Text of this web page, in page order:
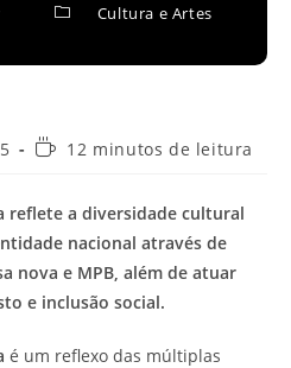
Cultura e Artes
Tempo12 minutos de leitura
reflete a diversidade cultural
nacional através de
nova e MPB, além de atuar
e inclusão social.
é um reflexo das múltiplas